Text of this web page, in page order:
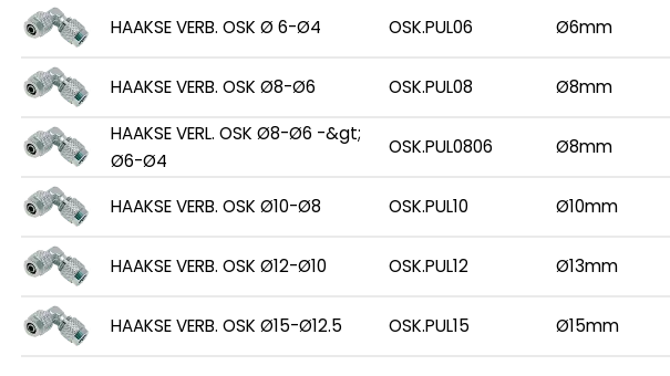
HAAKSE VERB. OSK Ø 6-Ø4 OSK.PUL06 Ø6mm
HAAKSE VERB. OSK Ø8-Ø6 OSK.PUL08 Ø8mm
HAAKSE VERL. OSK Ø8-Ø6 -&gt;
Ø6-Ø4
OSK.PUL0806 Ø8mm
HAAKSE VERB. OSK Ø10-Ø8 OSK.PUL10 Ø10mm
HAAKSE VERB. OSK Ø12-Ø10 OSK.PUL12 Ø13mm
HAAKSE VERB. OSK Ø15-Ø12.5 OSK.PUL15 Ø15mm